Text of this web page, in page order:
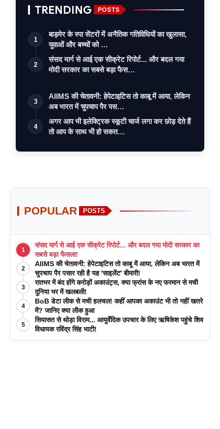
TRENDING POSTS
1
बाड़मेर के स्पा सेंटरों में अनैतिक गतिविधियों का खुलासा,
युवाओं और बच्चों को …
2
संसद मार्ग से आई एक सीक्रेट रिपोर्ट... और बदल गया
मोदी सरकार का सबसे बड़ा फैस…
3
AIIMS की चेतावनी: हेपेटाइटिस तो काबू में आया, लेकिन
अब भारत में चुपचाप पैर पस…
4
अगर आप भी इलेक्ट्रिक स्कूटी चार्ज लगा कर छोड़ देते हैं
तो आप के साथ भी हो सकत…
POPULAR POSTS
1
संसद मार्ग से आई एक सीक्रेट रिपोर्ट... और बदल गया मोदी सरकार का
सबसे बड़ा फैसला!
2
AIIMS की चेतावनी: हेपेटाइटिस तो काबू में आया, लेकिन अब भारत में
चुपचाप पैर पसार रही है यह 'साइलेंट' बीमारी!
3
रातभर में बंद होंगे करोड़ों अकाउंट्स, क्या फ्रांस के नए फरमान से मची
दुनिया भर में खलबली!
4
BoB डेटा लीक से मची हलचल! कहीं आपका अकाउंट भी तो नहीं खतरे
में? जानिए क्या लीक हुआ
5
सियासत से थोड़ा विराम... आयुर्वेदिक उपचार के लिए ऋषिकेश पहुंचे शिव
विधायक रविंद्र सिंह भाटी!